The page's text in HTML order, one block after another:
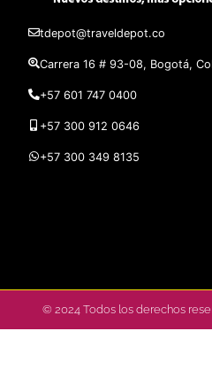
tdepot@traveldepot.co
Carrera 16 # 93-08, Bogotá,
+57 601 747 0400
+57 300 912 0646
+57 300 349 8135
© 2024 Todos los derechos